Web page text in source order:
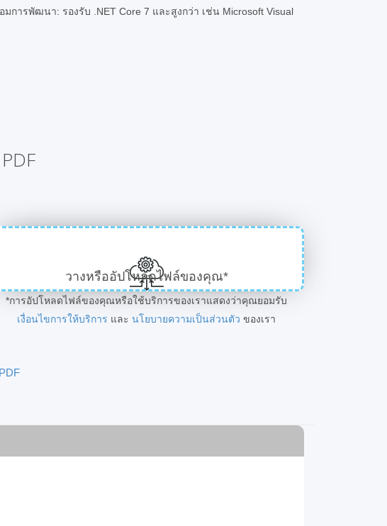
มการพัฒนา: รองรับ .NET Core 7 และสูงกว่า เช่น Microsoft Visual
วางหรืออัปโหลดไฟล์ของคุณ*
*การอัปโหลดไฟล์ของคุณหรือใช้บริการของเราแสดงว่าคุณยอมรับ
เงื่อนไขการให้บริการ และ นโยบายความเป็นส่วนตัว ของเรา